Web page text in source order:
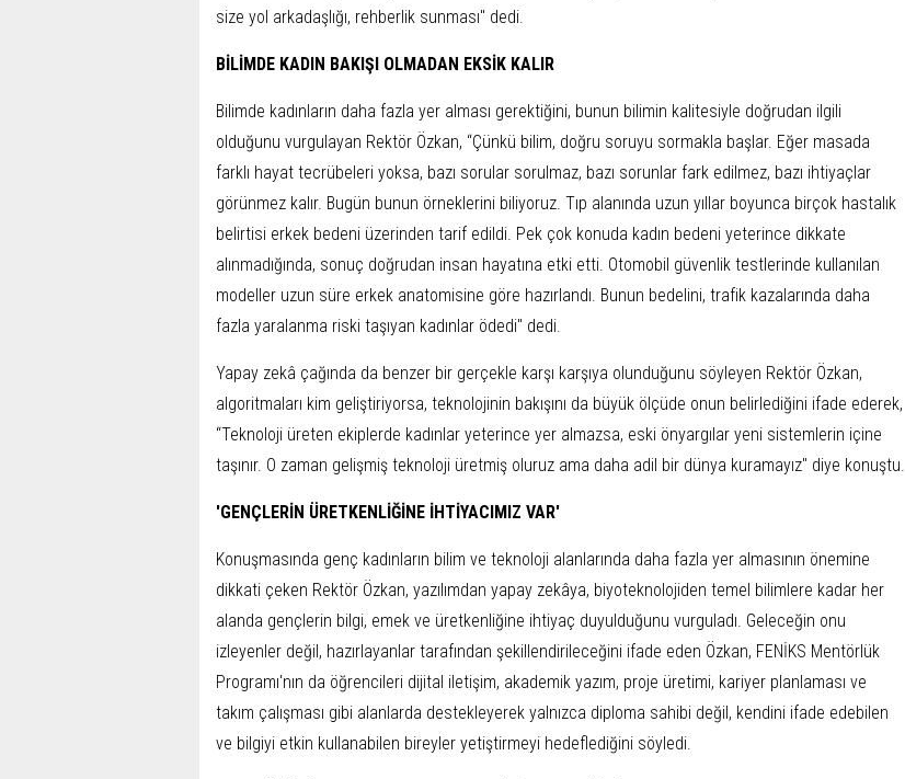
size yol arkadaşlığı, rehberlik sunması" dedi.
BİLİMDE KADIN BAKIŞI OLMADAN EKSİK KALIR
Bilimde kadınların daha fazla yer alması gerektiğini, bunun bilimin kalitesiyle doğrudan ilgili
olduğunu vurgulayan Rektör Özkan, “Çünkü bilim, doğru soruyu sormakla başlar. Eğer masada
farklı hayat tecrübeleri yoksa, bazı sorular sorulmaz, bazı sorunlar fark edilmez, bazı ihtiyaçlar
görünmez kalır. Bugün bunun örneklerini biliyoruz. Tıp alanında uzun yıllar boyunca birçok hastalık
belirtisi erkek bedeni üzerinden tarif edildi. Pek çok konuda kadın bedeni yeterince dikkate
alınmadığında, sonuç doğrudan insan hayatına etki etti. Otomobil güvenlik testlerinde kullanılan
modeller uzun süre erkek anatomisine göre hazırlandı. Bunun bedelini, trafik kazalarında daha
fazla yaralanma riski taşıyan kadınlar ödedi" dedi.
Yapay zekâ çağında da benzer bir gerçekle karşı karşıya olunduğunu söyleyen Rektör Özkan,
algoritmaları kim geliştiriyorsa, teknolojinin bakışını da büyük ölçüde onun belirlediğini ifade ederek,
“Teknoloji üreten ekiplerde kadınlar yeterince yer almazsa, eski önyargılar yeni sistemlerin içine
taşınır. O zaman gelişmiş teknoloji üretmiş oluruz ama daha adil bir dünya kuramayız" diye konuştu.
'GENÇLERİN ÜRETKENLİĞİNE İHTİYACIMIZ VAR'
Konuşmasında genç kadınların bilim ve teknoloji alanlarında daha fazla yer almasının önemine
dikkati çeken Rektör Özkan, yazılımdan yapay zekâya, biyoteknolojiden temel bilimlere kadar her
alanda gençlerin bilgi, emek ve üretkenliğine ihtiyaç duyulduğunu vurguladı. Geleceğin onu
izleyenler değil, hazırlayanlar tarafından şekillendirileceğini ifade eden Özkan, FENİKS Mentörlük
Programı'nın da öğrencileri dijital iletişim, akademik yazım, proje üretimi, kariyer planlaması ve
takım çalışması gibi alanlarda destekleyerek yalnızca diploma sahibi değil, kendini ifade edebilen
ve bilgiyi etkin kullanabilen bireyler yetiştirmeyi hedeflediğini söyledi.